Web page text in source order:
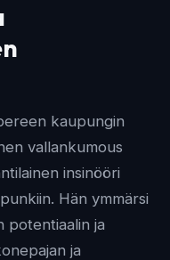
kaupungin
vallankumous
insinööri
Hän ymmärsi
potentiaalin ja
ja